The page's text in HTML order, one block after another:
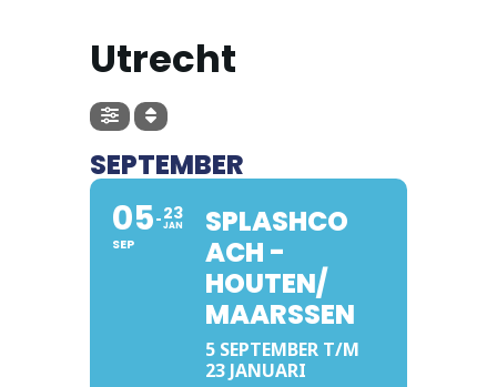
Utrecht
SEPTEMBER
05
SEP
23
JAN
SPLASHCO
ACH -
HOUTEN/
MAARSSEN
5 SEPTEMBER T/M
23 JANUARI